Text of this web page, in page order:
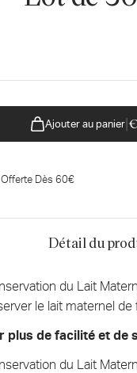
Ajouter au panier|
Dès 60€
Détail du
du Lait
le lait maternel de
plus de facilité et de
du Lait